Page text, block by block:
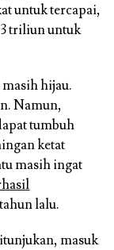
untuk tercapai,
triliun untuk
hijau.
Namun,
tumbuh
ketat
masih ingat
tahun lalu.
masuk